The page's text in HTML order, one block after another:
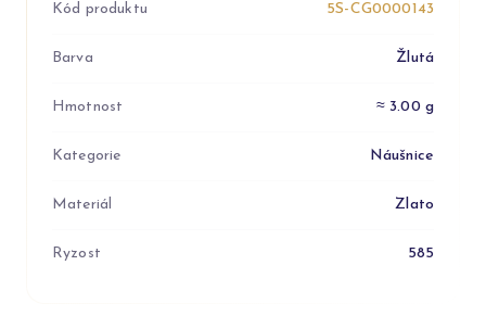
Kód produktu 5S-CG0000143
Barva Žlutá
Hmotnost ≈ 3.00 g
Kategorie Náušnice
Materiál Zlato
Ryzost 585